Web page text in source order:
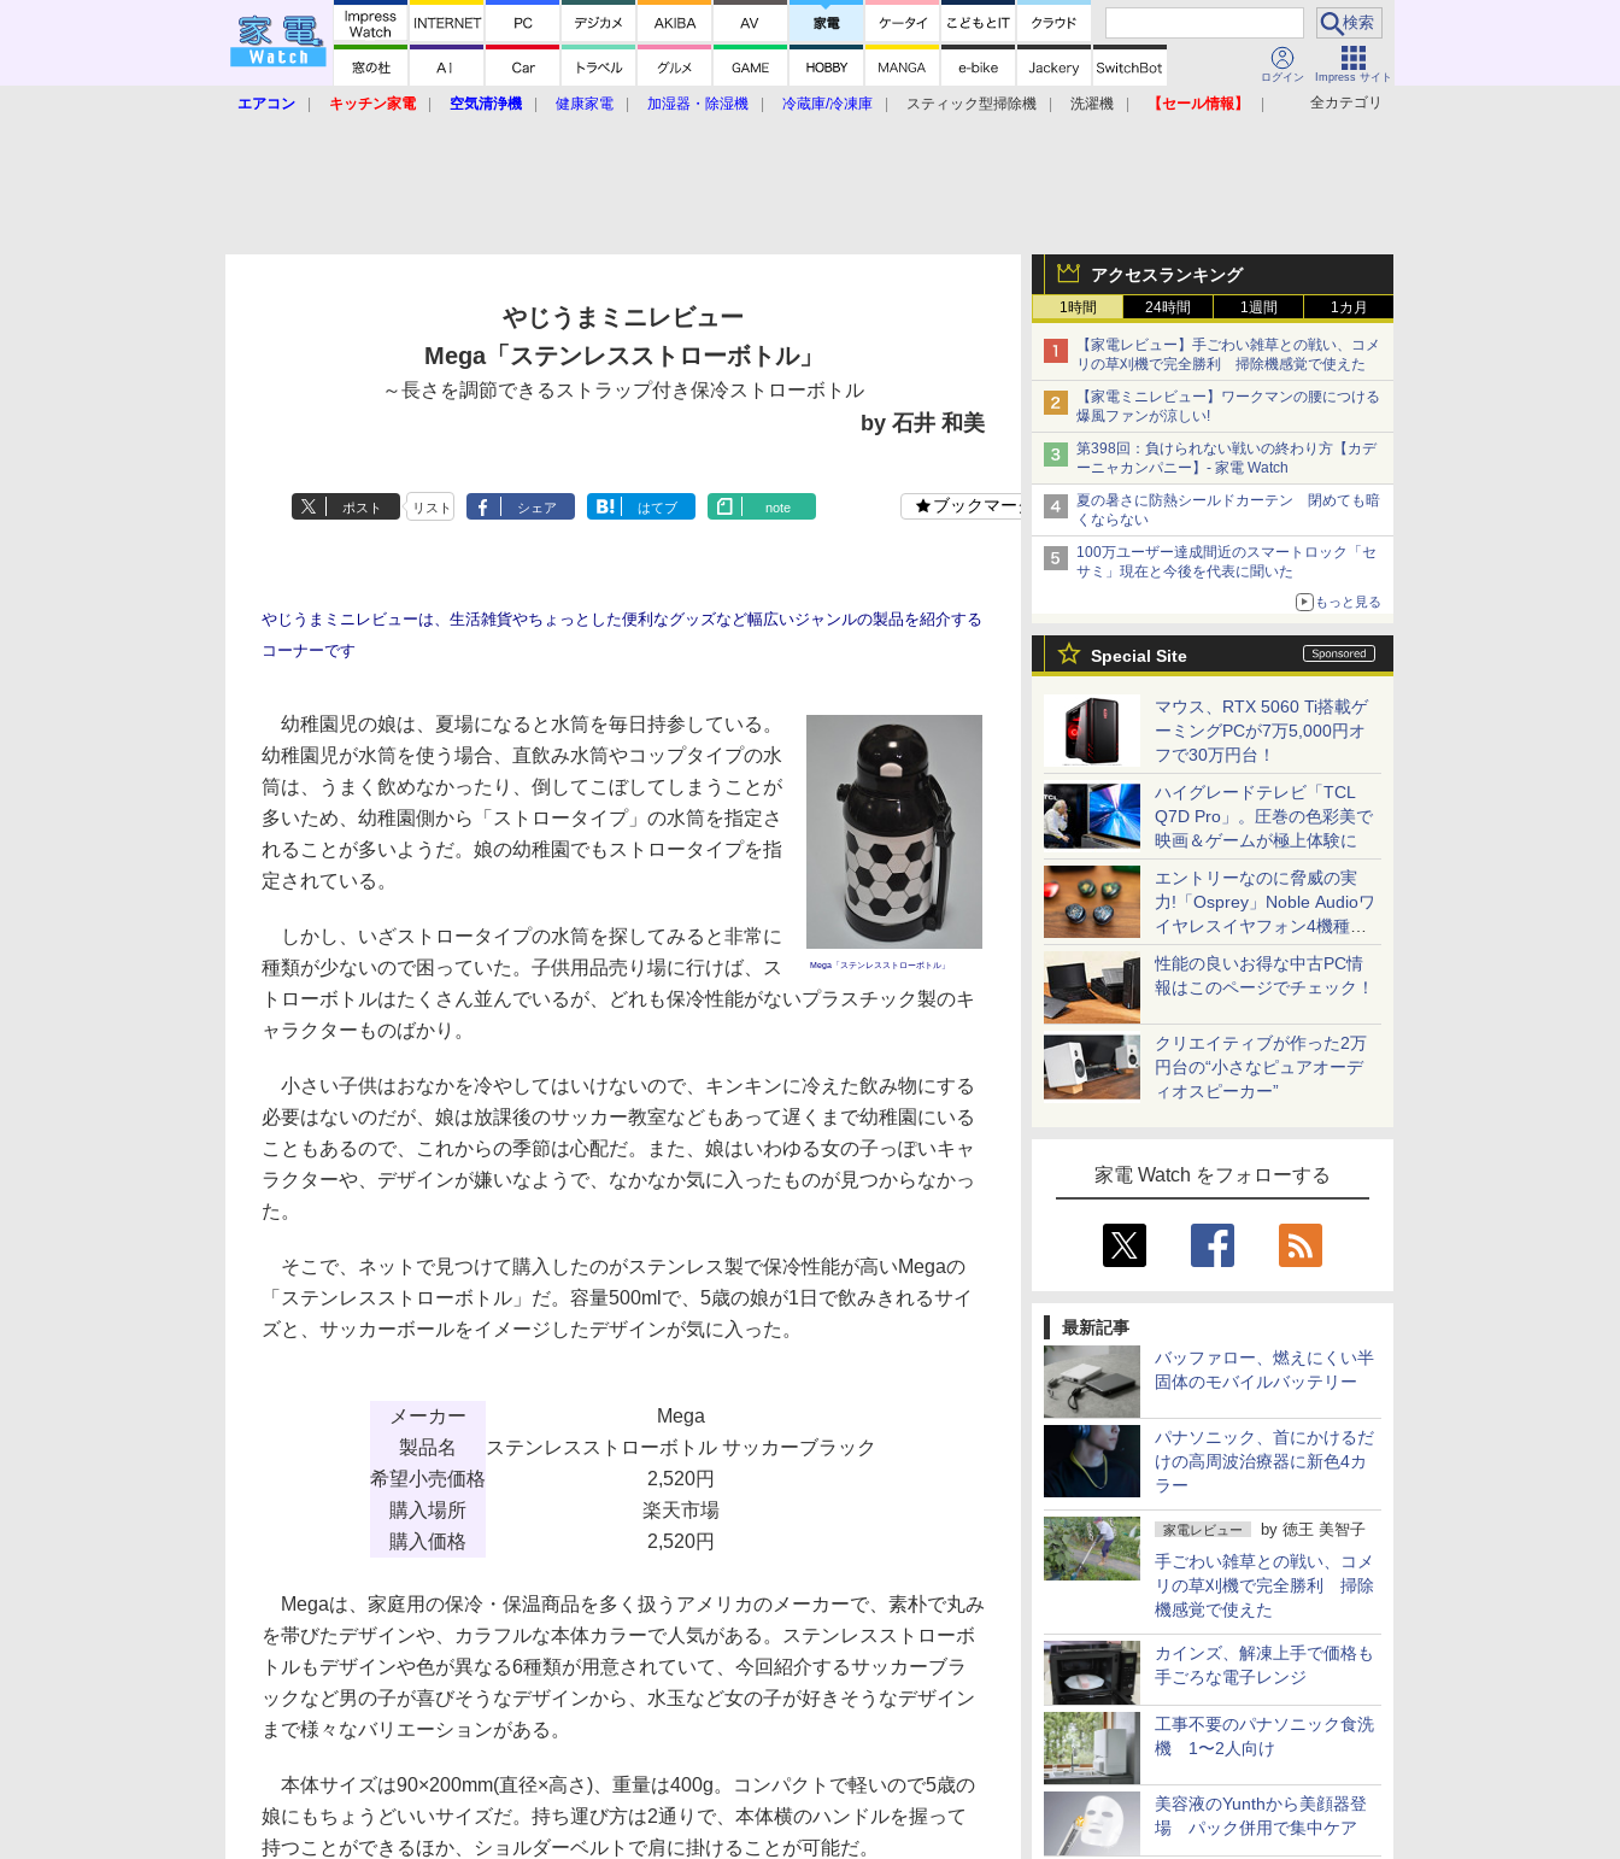
ログイン Impress サイト
全カテゴリ
エアコン キッチン家電 空気清浄機 健康家電 加湿器・除湿機 冷蔵庫/冷凍庫 スティック型掃除機 洗濯機
【セール情報】
アクセスランキング
1時間 24時間 1週間 1カ月
【家電レビュー】手ごわい雑草との戦い、コメ
リの草刈機で完全勝利 掃除機感覚で使えた
【家電ミニレビュー】ワークマンの腰につける
爆風ファンが涼しい!
第398回：負けられない戦いの終わり方【カデ
ーニャカンパニー】- 家電 Watch
夏の暑さに防熱シールドカーテン 閉めても暗
くならない
100万ユーザー達成間近のスマートロック「セ
サミ」現在と今後を代表に聞いた
もっと見る
Special Site
マウス、RTX 5060 Ti搭載ゲ
ーミングPCが7万5,000円オ
フで30万円台！
ハイグレードテレビ「TCL
Q7D Pro」。圧巻の色彩美で
映画＆ゲームが極上体験に
エントリーなのに脅威の実
力!「Osprey」Noble Audioワ
イヤレスイヤフォン4機種を
一気に聴く
性能の良いお得な中古PC情
報はこのページでチェック！
クリエイティブが作った2万
円台の“小さなピュアオーデ
ィオスピーカー”
家電 Watch をフォローする
最新記事
バッファロー、燃えにくい半
固体のモバイルバッテリー
パナソニック、首にかけるだ
けの高周波治療器に新色4カ
ラー
家電レビュー by 徳王 美智子
手ごわい雑草との戦い、コメ
リの草刈機で完全勝利 掃除
機感覚で使えた
カインズ、解凍上手で価格も
手ごろな電子レンジ
工事不要のパナソニック食洗
機 1〜2人向け
美容液のYunthから美顔器登
場 パック併用で集中ケア
やじうまミニレビュー
Mega「ステンレスストローボトル」
～長さを調節できるストラップ付き保冷ストローボトル
by 石井 和美
ポスト リスト シェア はてブ note ブックマーク
やじうまミニレビューは、生活雑貨やちょっとした便利なグッズなど幅広いジャンルの製品を紹介する
コーナーです
Mega「ステンレスストローボトル」
幼稚園児の娘は、夏場になると水筒を毎日持参している。
幼稚園児が水筒を使う場合、直飲み水筒やコップタイプの水
筒は、うまく飲めなかったり、倒してこぼしてしまうことが
多いため、幼稚園側から「ストロータイプ」の水筒を指定さ
れることが多いようだ。娘の幼稚園でもストロータイプを指
定されている。
しかし、いざストロータイプの水筒を探してみると非常に
種類が少ないので困っていた。子供用品売り場に行けば、ス
トローボトルはたくさん並んでいるが、どれも保冷性能がないプラスチック製のキ
ャラクターものばかり。
小さい子供はおなかを冷やしてはいけないので、キンキンに冷えた飲み物にする
必要はないのだが、娘は放課後のサッカー教室などもあって遅くまで幼稚園にいる
こともあるので、これからの季節は心配だ。また、娘はいわゆる女の子っぽいキャ
ラクターや、デザインが嫌いなようで、なかなか気に入ったものが見つからなかっ
た。
そこで、ネットで見つけて購入したのがステンレス製で保冷性能が高いMegaの
「ステンレスストローボトル」だ。容量500mlで、5歳の娘が1日で飲みきれるサイ
ズと、サッカーボールをイメージしたデザインが気に入った。
メーカー
Mega
製品名
ステンレスストローボトル サッカーブラック
希望小売価格
2,520円
購入場所
楽天市場
購入価格
2,520円
Megaは、家庭用の保冷・保温商品を多く扱うアメリカのメーカーで、素朴で丸み
を帯びたデザインや、カラフルな本体カラーで人気がある。ステンレスストローボ
トルもデザインや色が異なる6種類が用意されていて、今回紹介するサッカーブラ
ックなど男の子が喜びそうなデザインから、水玉など女の子が好きそうなデザイン
まで様々なバリエーションがある。
本体サイズは90×200mm(直径×高さ)、重量は400g。コンパクトで軽いので5歳の
娘にもちょうどいいサイズだ。持ち運び方は2通りで、本体横のハンドルを握って
持つことができるほか、ショルダーベルトで肩に掛けることが可能だ。